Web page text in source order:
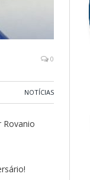
0
NOTÍCIAS
Rovanio